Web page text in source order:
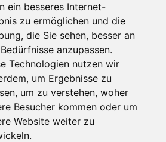
ein besseres Internet-
zu ermöglichen und die
die Sie sehen, besser an
anzupassen.
Technologien nutzen wir
um Ergebnisse zu
um zu verstehen, woher
Besucher kommen oder um
Website weiter zu
Trees.org
pflanzen wir einen Baum! Mehr lesen